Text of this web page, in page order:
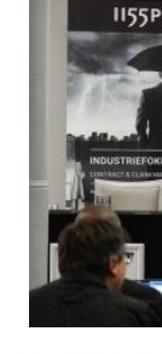
2022
2023
2024
2025
2025: